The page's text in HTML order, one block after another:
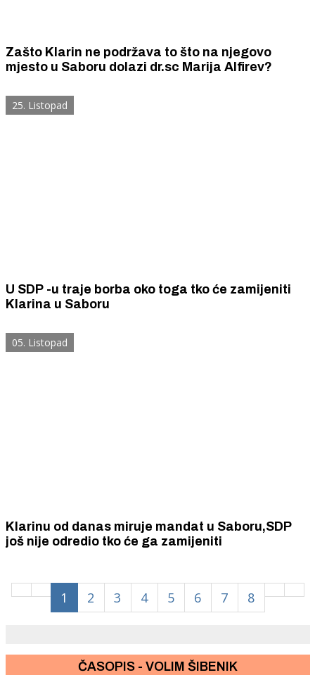
Zašto Klarin ne podržava to što na njegovo
mjesto u Saboru dolazi dr.sc Marija Alfirev?
25. Listopad
U SDP -u traje borba oko toga tko će zamijeniti
Klarina u Saboru
05. Listopad
Klarinu od danas miruje mandat u Saboru,SDP
još nije odredio tko će ga zamijeniti
1 2 3 4 5 6 7 8
ČASOPIS - VOLIM ŠIBENIK